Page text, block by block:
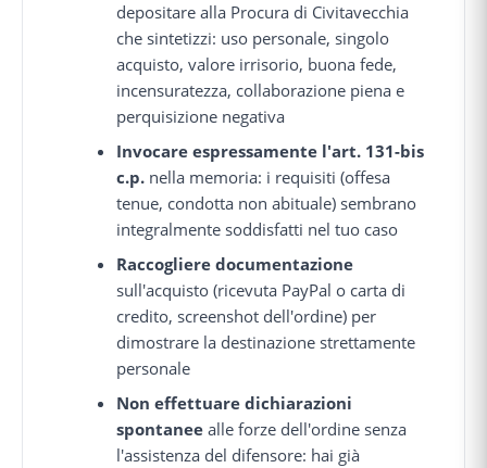
depositare alla Procura di Civitavecchia
che sintetizzi: uso personale, singolo
acquisto, valore irrisorio, buona fede,
incensuratezza, collaborazione piena e
perquisizione negativa
Invocare espressamente l'art. 131-bis
c.p. nella memoria: i requisiti (offesa
tenue, condotta non abituale) sembrano
integralmente soddisfatti nel tuo caso
Raccogliere documentazione
sull'acquisto (ricevuta PayPal o carta di
credito, screenshot dell'ordine) per
dimostrare la destinazione strettamente
personale
Non effettuare dichiarazioni
spontanee alle forze dell'ordine senza
l'assistenza del difensore: hai già